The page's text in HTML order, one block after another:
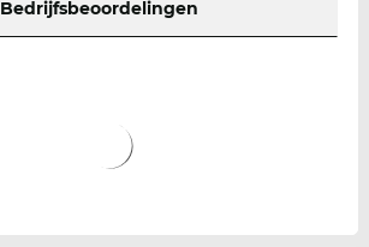
Bedrijfsbeoordelingen